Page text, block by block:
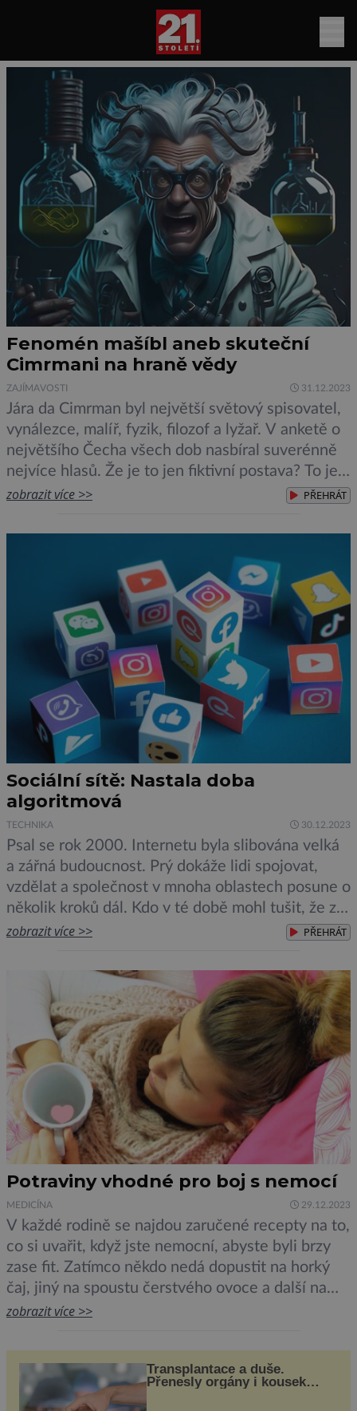
Fenomén mašíbl aneb skuteční
Cimrmani na hraně vědy
ZAJÍMAVOSTI 31.12.2023
Jára da Cimrman byl největší světový spisovatel,
vynálezce, malíř, fyzik, filozof a lyžař. V anketě o
největšího Čecha všech dob nasbíral suverénně
nejvíce hlasů. Že je to jen fiktivní postava? To je
samozřejmě pravda, ale takových skutečných
Archeologického ústavu Akademie věd České
republiky vynikal jeden s poněkud zvláštním
zobrazit více >> PŘEHRÁT
Sociální sítě: Nastala doba
algoritmová
TECHNIKA 30.12.2023
Psal se rok 2000. Internetu byla slibována velká
a zářná budoucnost. Prý dokáže lidi spojovat,
vzdělat a společnost v mnoha oblastech posune o
několik kroků dál. Kdo v té době mohl tušit, že za
rohem číhá rarášek, který na sebe vezme podobu
Zkrátka, dopad nástupu sociálních sítí si před […]
zobrazit více >> PŘEHRÁT
Potraviny vhodné pro boj s nemocí
MEDICÍNA 29.12.2023
V každé rodině se najdou zaručené recepty na to,
co si uvařit, když jste nemocní, abyste byli brzy
zase fit. Zatímco někdo nedá dopustit na horký
čaj, jiný na spoustu čerstvého ovoce a další na
babiččin kuřecí vývar. Co opravdu pomáhá při
ani žízeň, je to […]
zobrazit více >>
Transplantace a duše.
Přenesly orgány i kousek